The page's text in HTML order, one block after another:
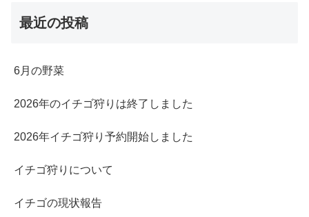
最近の投稿
6月の野菜
2026年のイチゴ狩りは終了しました
2026年イチゴ狩り予約開始しました
イチゴ狩りについて
イチゴの現状報告